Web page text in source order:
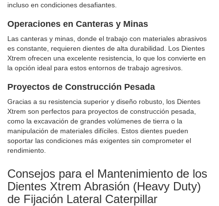
incluso en condiciones desafiantes.
Operaciones en Canteras y Minas
Las canteras y minas, donde el trabajo con materiales abrasivos
es constante, requieren dientes de alta durabilidad. Los Dientes
Xtrem ofrecen una excelente resistencia, lo que los convierte en
la opción ideal para estos entornos de trabajo agresivos.
Proyectos de Construcción Pesada
Gracias a su resistencia superior y diseño robusto, los Dientes
Xtrem son perfectos para proyectos de construcción pesada,
como la excavación de grandes volúmenes de tierra o la
manipulación de materiales difíciles. Estos dientes pueden
soportar las condiciones más exigentes sin comprometer el
rendimiento.
Consejos para el Mantenimiento de los
Dientes Xtrem Abrasión (Heavy Duty)
de Fijación Lateral Caterpillar